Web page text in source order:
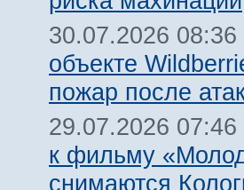
30.07.2026 08:36
объекте
пожар после
29.07.2026 07:46
к фильму
снимаются